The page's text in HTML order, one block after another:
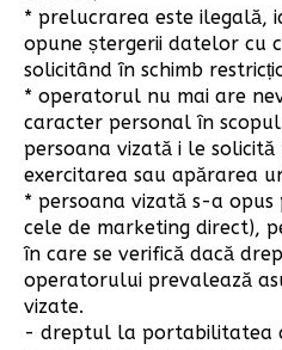
* prelucrarea este ilegală,
opune ștergerii datelor cu
solicitând în schimb
* operatorul nu mai are
caracter personal în
persoana vizată i le
exercitarea sau apărarea
* persoana vizată s-a
cele de marketing direct),
în care se verifică dacă
operatorului prevalează
vizate.
- dreptul la portabilitatea